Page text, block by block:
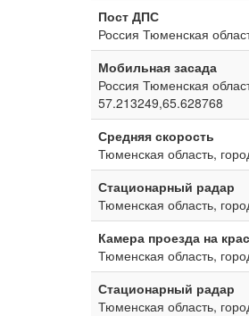
Пост ДПС
Россия Тюменская
Мобильная засада
Россия Тюменская
57.213249,65.628768
Средняя скорость
Тюменская область,
Стационарный радар
Тюменская область,
Камера проезда на
Тюменская область,
Стационарный радар
Тюменская область,